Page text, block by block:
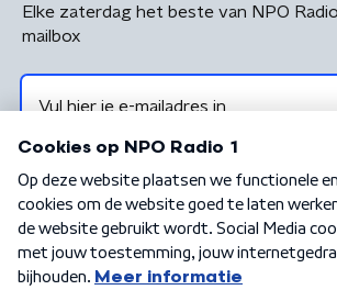
Elke zaterdag het beste van NPO
mailbox
Algemene voorwaarden Privacybeleid